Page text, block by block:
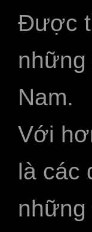
Được
những
Nam.
Với
là các
những